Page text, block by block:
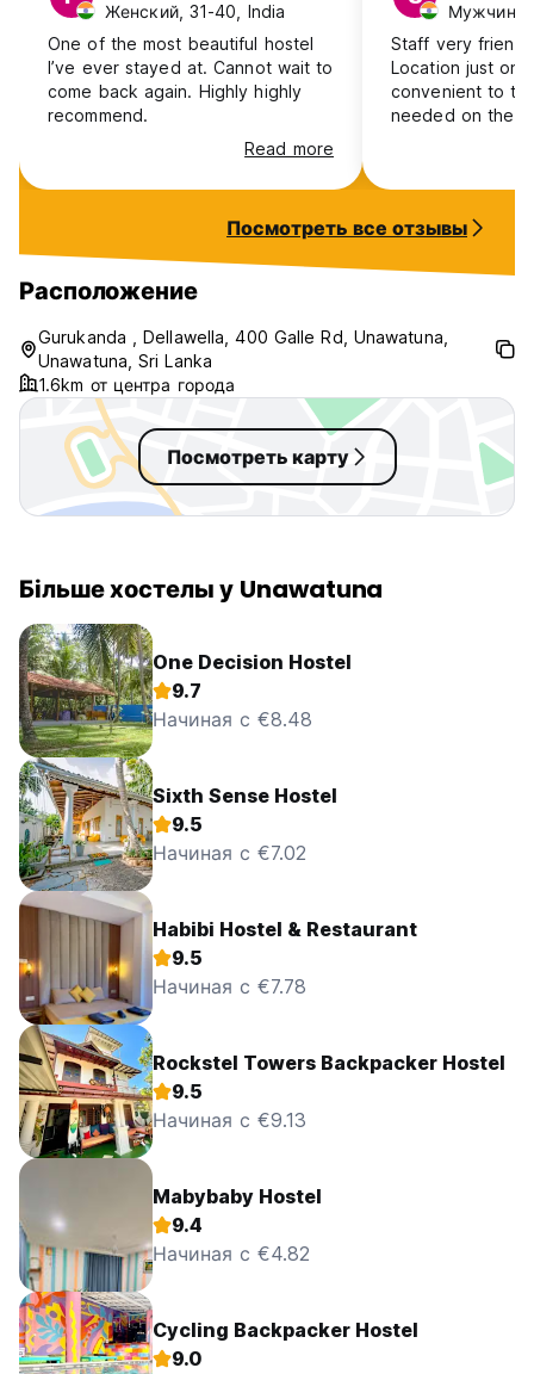
Женский, 31-40, India
One of the most beautiful hostel
I’ve ever stayed at. Cannot wait to
come back again. Highly highly
recommend.
Read more
Мужчина,
Staff very
Location just on
convenient to travel .
needed on the
Посмотреть все отзывы
Расположение
Gurukanda , Dellawella, 400 Galle Rd, Unawatuna,
Unawatuna, Sri Lanka
1.6km от центра города
Посмотреть карту
Більше хостелы у Unawatuna
One Decision Hostel
9.7
Начиная с €8.48
Sixth Sense Hostel
9.5
Начиная с €7.02
Habibi Hostel & Restaurant
9.5
Начиная с €7.78
Rockstel Towers Backpacker Hostel
9.5
Начиная с €9.13
Mabybaby Hostel
9.4
Начиная с €4.82
Cycling Backpacker Hostel
9.0